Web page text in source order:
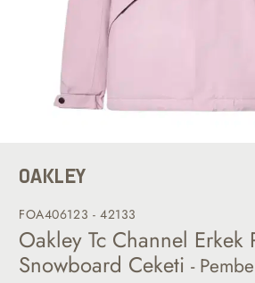
OAKLEY
FOA406123 - 42133
Oakley Tc Channel Erkek
Snowboard Ceketi - Pembe